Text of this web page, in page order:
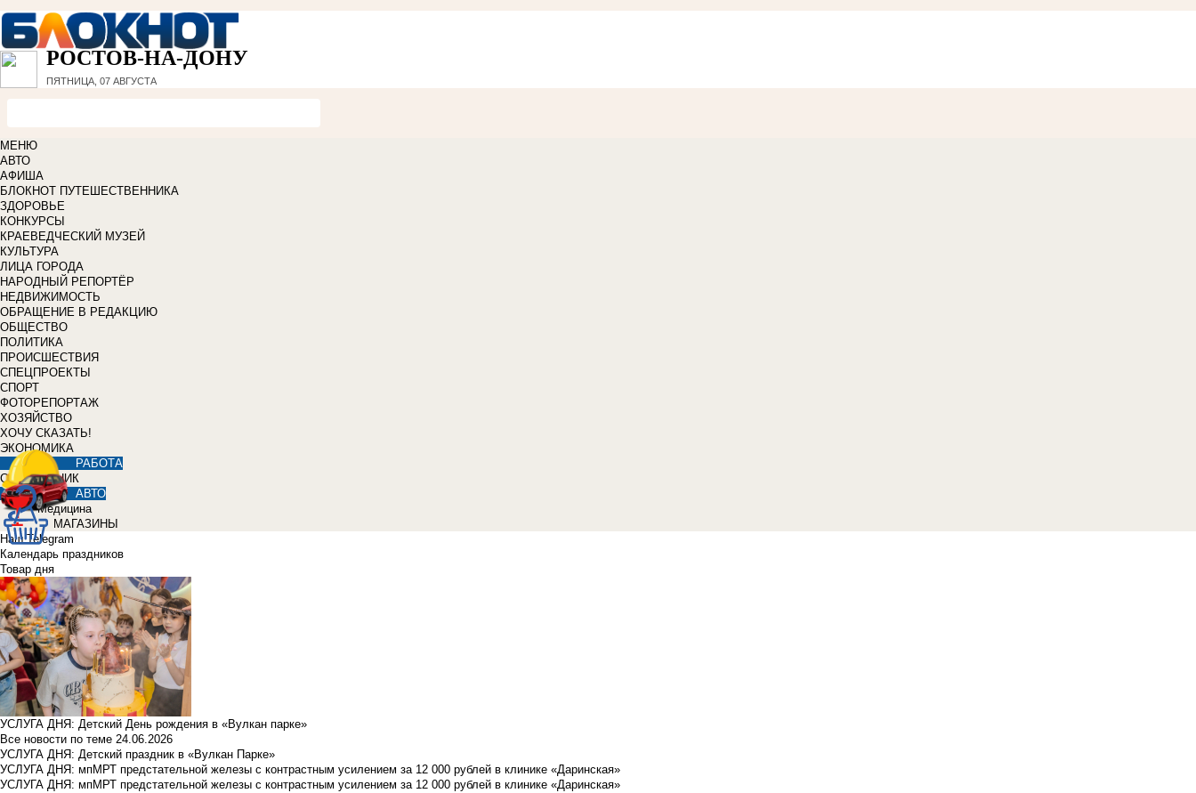
РОСТОВ-НА-ДОНУ
ПЯТНИЦА, 07 АВГУСТА
МЕНЮ
АВТО
АФИША
БЛОКНОТ ПУТЕШЕСТВЕННИКА
ЗДОРОВЬЕ
КОНКУРСЫ
КРАЕВЕДЧЕСКИЙ МУЗЕЙ
КУЛЬТУРА
ЛИЦА ГОРОДА
НАРОДНЫЙ РЕПОРТЁР
НЕДВИЖИМОСТЬ
ОБРАЩЕНИЕ В РЕДАКЦИЮ
ОБЩЕСТВО
ПОЛИТИКА
ПРОИСШЕСТВИЯ
СПЕЦПРОЕКТЫ
СПОРТ
ФОТОРЕПОРТАЖ
ХОЗЯЙСТВО
ХОЧУ СКАЗАТЬ!
ЭКОНОМИКА
РАБОТА
СПРАВОЧНИК
АВТО
Медицина
МАГАЗИНЫ
Наш Telegram
Календарь праздников
Товар дня
УСЛУГА ДНЯ: Детский День рождения в «Вулкан парке»
Все новости по теме 24.06.2026
УСЛУГА ДНЯ: Детский праздник в «Вулкан Парке»
УСЛУГА ДНЯ: мпМРТ предстательной железы с контрастным усилением за 12 000 рублей в клинике «Даринская»
УСЛУГА ДНЯ: мпМРТ предстательной железы с контрастным усилением за 12 000 рублей в клинике «Даринская»